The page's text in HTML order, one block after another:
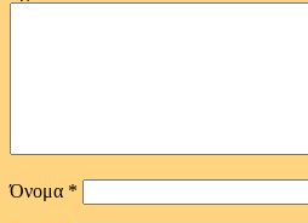
Όνομα *